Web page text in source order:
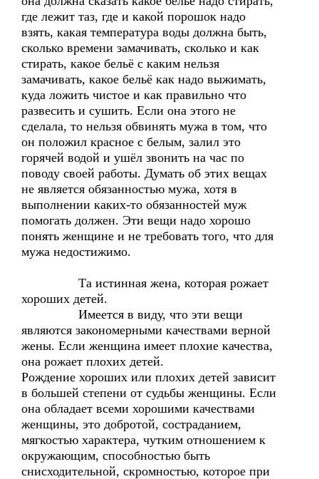
где лежит таз, где и какой порошок надо
взять, какая температура воды должна быть,
сколько времени замачивать, сколько и как
стирать, какое бельё с каким нельзя
замачивать, какое бельё как надо выжимать,
куда ложить чистое и как правильно что
развесить и сушить. Если она этого не
сделала, то нельзя обвинять мужа в том, что
он положил красное с белым, залил это
горячей водой и ушёл звонить на час по
поводу своей работы. Думать об этих вещах
не является обязанностью мужа, хотя в
выполнении каких-то обязанностей муж
помогать должен. Эти вещи надо хорошо
понять женщине и не требовать того, что для
мужа недостижимо.
Та истинная жена, которая рожает
хороших детей.
Имеется в виду, что эти вещи
являются закономерными качествами верной
жены. Если женщина имеет плохие качества,
она рожает плохих детей.
Рождение хороших или плохих детей зависит
в большей степени от судьбы женщины. Если
она обладает всеми хорошими качествами
женщины, это добротой, состраданием,
мягкостью характера, чутким отношением к
окружающим, способностью быть
снисходительной, скромностью, которое при